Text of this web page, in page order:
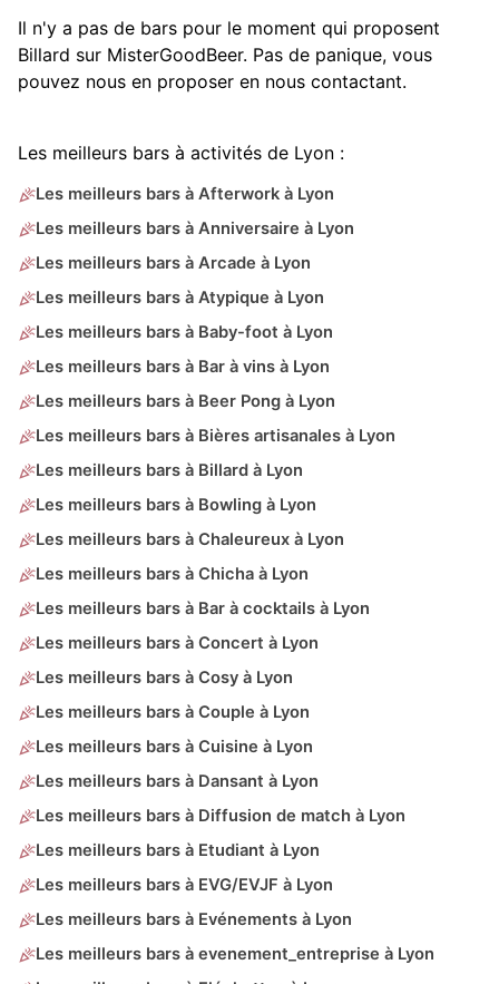
Il n'y a pas de bars pour le moment qui proposent
Billard sur MisterGoodBeer. Pas de panique, vous
pouvez nous en proposer en nous contactant.
Les meilleurs bars à activités de Lyon :
Les meilleurs bars à Afterwork à Lyon
Les meilleurs bars à Anniversaire à Lyon
Les meilleurs bars à Arcade à Lyon
Les meilleurs bars à Atypique à Lyon
Les meilleurs bars à Baby-foot à Lyon
Les meilleurs bars à Bar à vins à Lyon
Les meilleurs bars à Beer Pong à Lyon
Les meilleurs bars à Bières artisanales à Lyon
Les meilleurs bars à Billard à Lyon
Les meilleurs bars à Bowling à Lyon
Les meilleurs bars à Chaleureux à Lyon
Les meilleurs bars à Chicha à Lyon
Les meilleurs bars à Bar à cocktails à Lyon
Les meilleurs bars à Concert à Lyon
Les meilleurs bars à Cosy à Lyon
Les meilleurs bars à Couple à Lyon
Les meilleurs bars à Cuisine à Lyon
Les meilleurs bars à Dansant à Lyon
Les meilleurs bars à Diffusion de match à Lyon
Les meilleurs bars à Etudiant à Lyon
Les meilleurs bars à EVG/EVJF à Lyon
Les meilleurs bars à Evénements à Lyon
Les meilleurs bars à evenement_entreprise à Lyon